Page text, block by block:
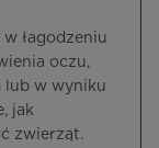
łagodzeniu
oczu,
lub w wyniku
jak
zwierząt.